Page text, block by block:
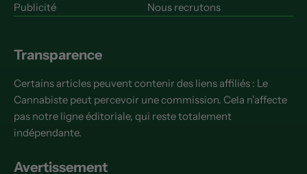
Publicité
Nous recrutons
Transparence
Certains articles peuvent contenir des liens affiliés : Le
Cannabiste peut percevoir une commission. Cela n’affecte
pas notre ligne éditoriale, qui reste totalement
indépendante.
Avertissement